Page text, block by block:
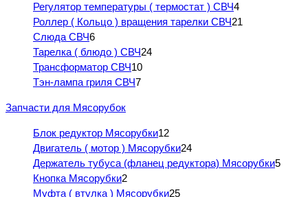
Регулятор температуры ( термостат ) СВЧ4
Роллер ( Кольцо ) вращения тарелки СВЧ21
Слюда СВЧ6
Тарелка ( блюдо ) СВЧ24
Трансформатор СВЧ10
Тэн-лампа гриля СВЧ7
Запчасти для Мясорубок
Блок редуктор Мясорубки12
Двигатель ( мотор ) Мясорубки24
Держатель тубуса (фланец редуктора) Мясорубки5
Кнопка Мясорубки2
Муфта ( втулка ) Мясорубки25